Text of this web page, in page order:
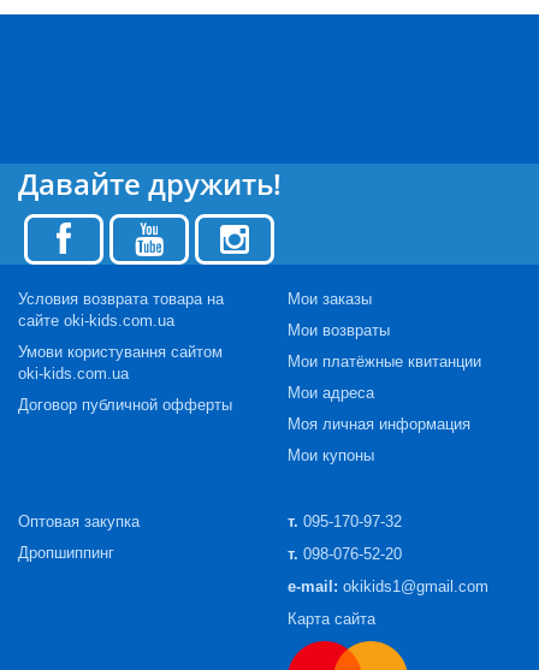
Давайте дружить!
Условия возврата товара на
сайте oki-kids.com.ua
Умови користування сайтом
oki-kids.com.ua
Договор публичной офферты
Мои заказы
Мои возвраты
Мои платёжные квитанции
Мои адреса
Моя личная информация
Мои купоны
Оптовая закупка
Дропшиппинг
т. 095-170-97-32
т. 098-076-52-20
e-mail: okikids1@gmail.com
Карта сайта